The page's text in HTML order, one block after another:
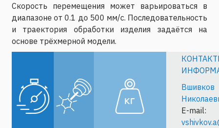
Скорость перемещения может варьироваться в
диапазоне от 0.1 до 500 мм/с. Последовательность
и траектория обработки изделия задаётся на
основе трёхмерной модели.
Вшивков
E-mail: